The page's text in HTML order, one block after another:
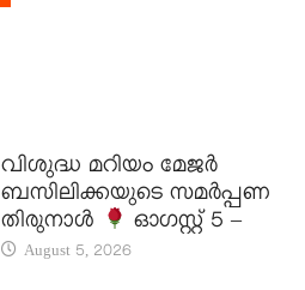
വിശുദ്ധ മറിയം മേജർ
ബസിലിക്കയുടെ സമർപ്പണ
തിരുനാൾ
ഓഗസ്റ്റ് 5 –
August 5, 2026